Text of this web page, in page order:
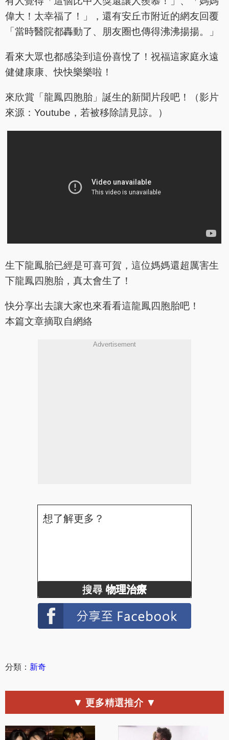
偉大！太幸福了！」，還有安丘市附近的網友回覆
「當時醫院都轟動了、朋友圈也傳得沸沸揚揚。」
看來大眾也都感染到這份喜悅了！祝福這家庭永遠
健健康康、快快樂樂啦！
來欣賞「龍鳳四胞胎」誕生的新聞片段吧！（影片
來源：Youtube，若被移除請見諒。）
生下龍鳳胎已經是可喜可賀，這位媽媽還超厲害生
下龍鳳四胞胎，真太會生了！
快分享出去讓大家也來看看這龍鳳四胞胎吧！
本篇文章摘取自網絡
Advertisement
想了解更多？
搜尋 物理治療
分類： 新奇
▼ 更多精選推介 ▼